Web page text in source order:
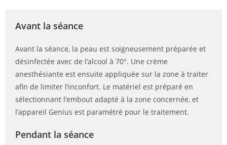
Avant la séance
Avant la séance, la peau est soigneusement préparée et
désinfectée avec de l’alcool à 70°. Une crème
anesthésiante est ensuite appliquée sur la zone à traiter
afin de limiter l’inconfort. Le matériel est préparé en
sélectionnant l’embout adapté à la zone concernée, et
l’appareil Genius est paramétré pour le traitement.
Pendant la séance